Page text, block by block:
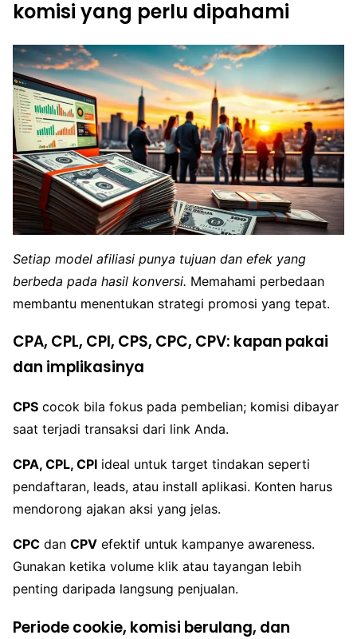
komisi yang perlu dipahami
Setiap model afiliasi punya tujuan dan efek yang
berbeda pada hasil konversi. Memahami perbedaan
membantu menentukan strategi promosi yang tepat.
CPA, CPL, CPI, CPS, CPC, CPV: kapan pakai
dan implikasinya
CPS cocok bila fokus pada pembelian; komisi dibayar
saat terjadi transaksi dari link Anda.
CPA, CPL, CPI ideal untuk target tindakan seperti
pendaftaran, leads, atau install aplikasi. Konten harus
mendorong ajakan aksi yang jelas.
CPC dan CPV efektif untuk kampanye awareness.
Gunakan ketika volume klik atau tayangan lebih
penting daripada langsung penjualan.
Periode cookie, komisi berulang, dan